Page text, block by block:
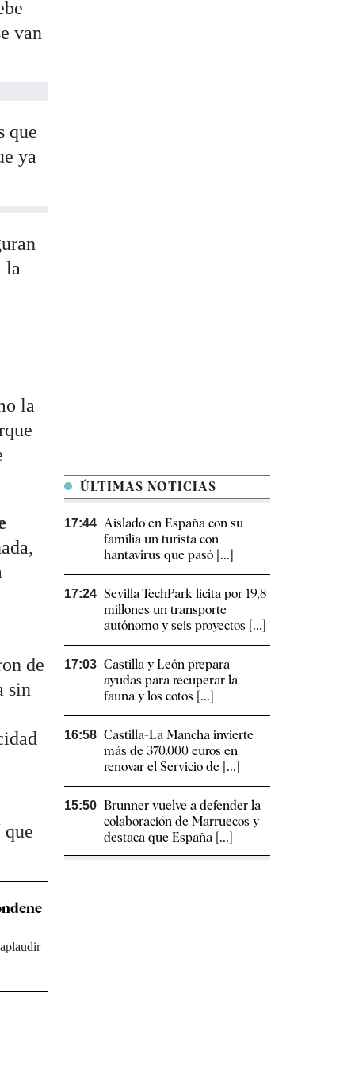
van
que
ya
la
la
de
sin
que
ÚLTIMAS NOTICIAS
17:44 Aislado en España con su
familia un turista con
hantavirus que pasó [...]
17:24 Sevilla TechPark licita por 19,8
millones un transporte
autónomo y seis proyectos [...]
17:03 Castilla y León prepara
ayudas para recuperar la
fauna y los cotos [...]
16:58 Castilla-La Mancha invierte
más de 370.000 euros en
renovar el Servicio de [...]
15:50 Brunner vuelve a defender la
colaboración de Marruecos y
destaca que España [...]